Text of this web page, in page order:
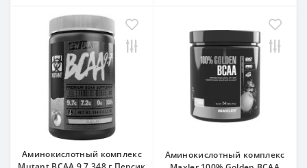
Аминокислотный комплекс
Аминокислотный комплекс